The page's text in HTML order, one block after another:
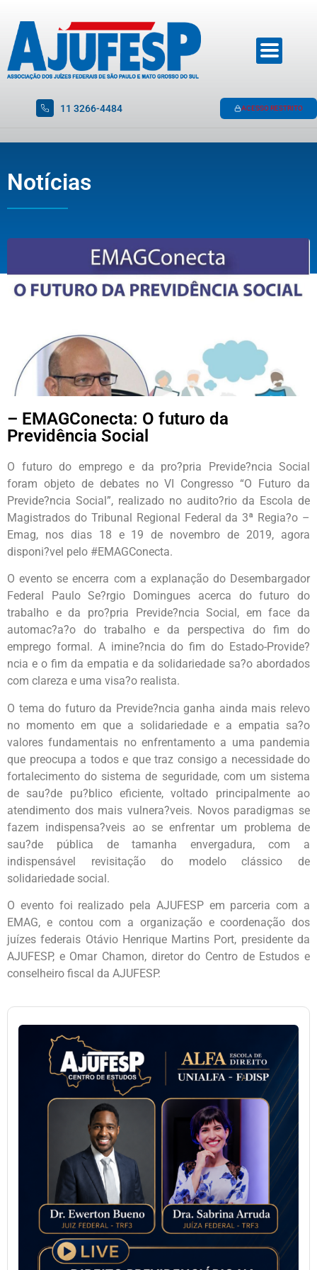
11 3266-4484 ACESSO RESTRITO
Notícias
– EMAGConecta: O futuro da
Previdência Social
O futuro do emprego e da pro?pria Previde?ncia Social
foram objeto de debates no VI Congresso “O Futuro da
Previde?ncia Social”, realizado no audito?rio da Escola de
Magistrados do Tribunal Regional Federal da 3ª Regia?o –
Emag, nos dias 18 e 19 de novembro de 2019, agora
disponi?vel pelo #EMAGConecta.
O evento se encerra com a explanação do Desembargador
Federal Paulo Se?rgio Domingues acerca do futuro do
trabalho e da pro?pria Previde?ncia Social, em face da
automac?a?o do trabalho e da perspectiva do fim do
emprego formal. A imine?ncia do fim do Estado-Provide?
ncia e o fim da empatia e da solidariedade sa?o abordados
com clareza e uma visa?o realista.
O tema do futuro da Previde?ncia ganha ainda mais relevo
no momento em que a solidariedade e a empatia sa?o
valores fundamentais no enfrentamento a uma pandemia
que preocupa a todos e que traz consigo a necessidade do
fortalecimento do sistema de seguridade, com um sistema
de sau?de pu?blico eficiente, voltado principalmente ao
atendimento dos mais vulnera?veis. Novos paradigmas se
fazem indispensa?veis ao se enfrentar um problema de
sau?de pública de tamanha envergadura, com a
indispensável revisitação do modelo clássico de
solidariedade social.
O evento foi realizado pela AJUFESP em parceria com a
EMAG, e contou com a organização e coordenação dos
juízes federais Otávio Henrique Martins Port, presidente da
AJUFESP, e Omar Chamon, diretor do Centro de Estudos e
conselheiro fiscal da AJUFESP.